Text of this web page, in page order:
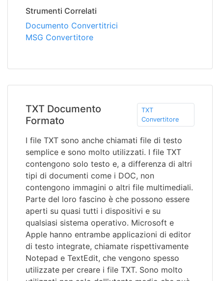
Strumenti Correlati
Documento Convertitrici
MSG Convertitore
TXT Documento
Formato
TXT
Convertitore
I file TXT sono anche chiamati file di testo
semplice e sono molto utilizzati. I file TXT
contengono solo testo e, a differenza di altri
tipi di documenti come i DOC, non
contengono immagini o altri file multimediali.
Parte del loro fascino è che possono essere
aperti su quasi tutti i dispositivi e su
qualsiasi sistema operativo. Microsoft e
Apple hanno entrambe applicazioni di editor
di testo integrate, chiamate rispettivamente
Notepad e TextEdit, che vengono spesso
utilizzate per creare i file TXT. Sono molto